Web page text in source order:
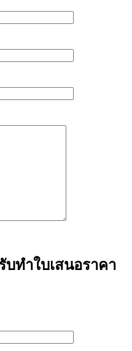
ทำใบเสนอราคา